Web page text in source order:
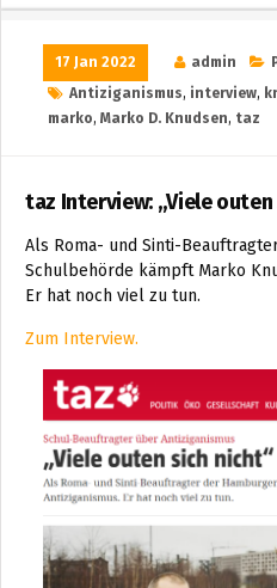
17 Jan 2022 admin
Antiziganismus, interview,
marko, Marko D. Knudsen, taz
taz Interview: „Viele
Als Roma- und Sinti-
Schulbehörde kämpft Marko
Er hat noch viel zu tun.
Zum Interview.